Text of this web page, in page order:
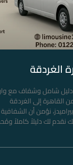
الغردقة
دليل شامل وشفاف مع
القاهرة إلى الغردقة
نؤمن أن الشفافية
لك دليلاً كاملاً